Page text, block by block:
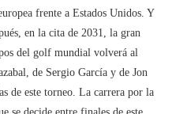
frente a Estados Unidos. Y
en la cita de 2031, la gran
del golf mundial volverá al
de Sergio García y de Jon
de este torneo. La carrera por la